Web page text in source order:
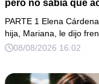
pero no sabía que
su padre dejó antes
PARTE 1 Elena
hija, Mariana, le dijo
08/08/2026 16:02